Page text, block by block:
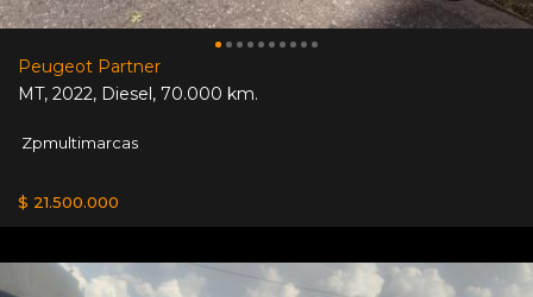
Peugeot Partner
MT, 2022, Diesel, 70.000 km.
Zpmultimarcas
$ 21.500.000